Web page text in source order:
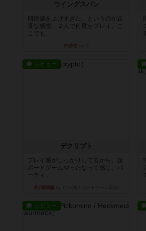
ウイングスパン
期待値を上げすぎた、というのが正
直な感想。２人で何度かプレイ。こ
こでも...
26分前
レビュー
デクリプト
プレイ感がしっかりしてるから、超
ボードゲームやったなって感じ。パ
ーティ...
約7時間前
レビュー